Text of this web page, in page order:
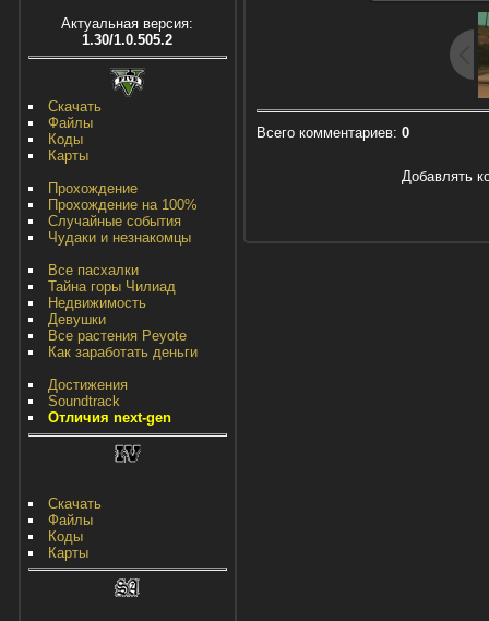
Актуальная версия:
1.30/1.0.505.2
Скачать
Файлы
Коды
Карты
Прохождение
Прохождение на 100%
Случайные события
Чудаки и незнакомцы
Все пасхалки
Тайна горы Чилиад
Недвижимость
Девушки
Все растения Peyote
Как заработать деньги
Достижения
Soundtrack
Отличия next-gen
Скачать
Файлы
Коды
Карты
Всего комментариев: 0
Добавлять